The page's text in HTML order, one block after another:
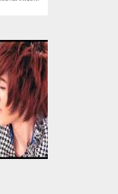
include/article/
undefined
-
(this
in a future
PHP) in
domains/
534
ามคน